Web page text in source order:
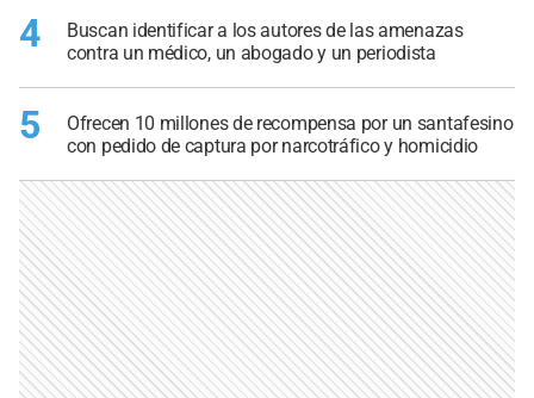
4
Buscan identificar a los autores de las amenazas
contra un médico, un abogado y un periodista
5
Ofrecen 10 millones de recompensa por un santafesino
con pedido de captura por narcotráfico y homicidio